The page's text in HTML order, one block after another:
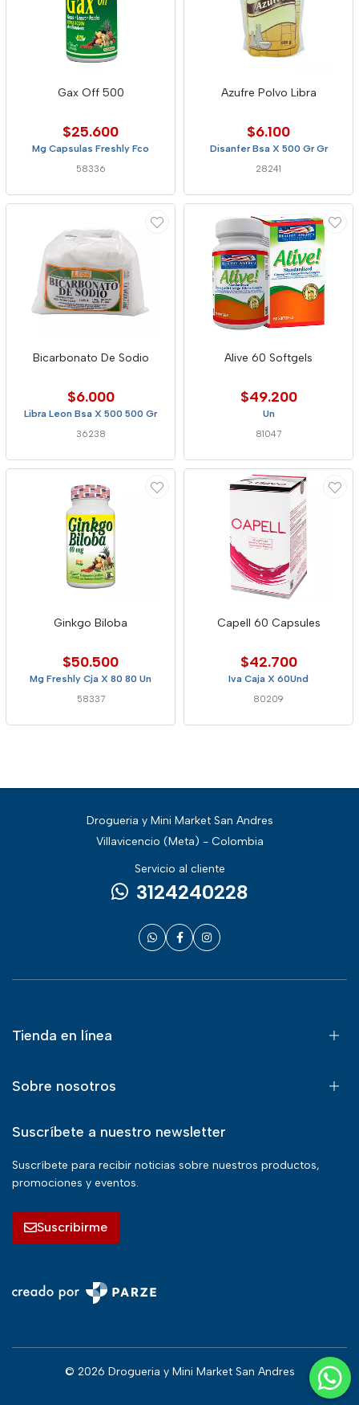
Gax Off 500
$25.600
Mg Capsulas Freshly Fco
58336
Azufre Polvo Libra
$6.100
Disanfer Bsa X 500 Gr Gr
28241
Bicarbonato De Sodio
$6.000
Libra Leon Bsa X 500 500 Gr
36238
Alive 60 Softgels
$49.200
Un
81047
Ginkgo Biloba
$50.500
Mg Freshly Cja X 80 80 Un
58337
Capell 60 Capsules
$42.700
Iva Caja X 60Und
80209
Drogueria y Mini Market San Andres
Villavicencio (Meta) - Colombia
Servicio al cliente
3124240228
Tienda en línea
Sobre nosotros
Suscríbete a nuestro newsletter
Suscríbete para recibir noticias sobre nuestros productos,
promociones y eventos.
Suscribirme
© 2026 Drogueria y Mini Market San Andres